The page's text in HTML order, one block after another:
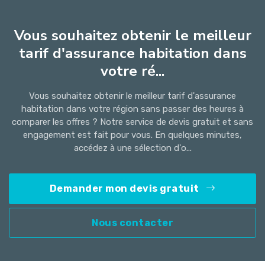
Vous souhaitez obtenir le meilleur
tarif d'assurance habitation dans
votre ré...
Vous souhaitez obtenir le meilleur tarif d'assurance
habitation dans votre région sans passer des heures à
comparer les offres ? Notre service de devis gratuit et sans
engagement est fait pour vous. En quelques minutes,
accédez à une sélection d'o...
Demander mon devis gratuit
Nous contacter